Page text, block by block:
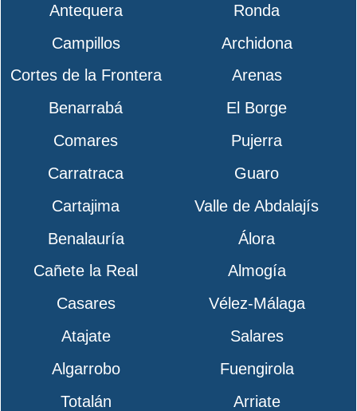
Antequera
Ronda
Campillos
Archidona
Cortes de la Frontera
Arenas
Benarrabá
El Borge
Comares
Pujerra
Carratraca
Guaro
Cartajima
Valle de Abdalajís
Benalauría
Álora
Cañete la Real
Almogía
Casares
Vélez-Málaga
Atajate
Salares
Algarrobo
Fuengirola
Totalán
Arriate